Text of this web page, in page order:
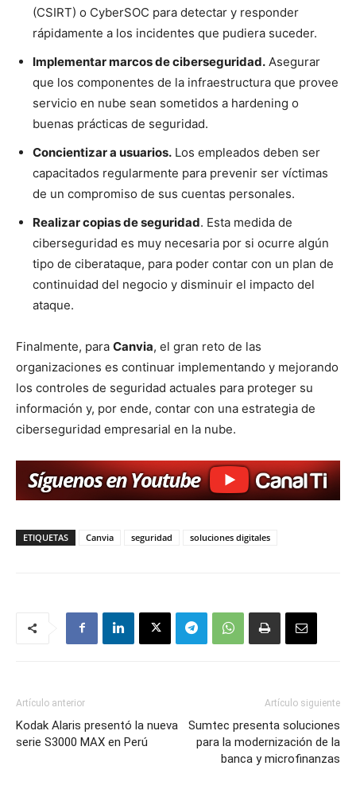
(CSIRT) o CyberSOC para detectar y responder
rápidamente a los incidentes que pudiera suceder.
Implementar marcos de ciberseguridad. Asegurar
que los componentes de la infraestructura que provee
servicio en nube sean sometidos a hardening o
buenas prácticas de seguridad.
Concientizar a usuarios. Los empleados deben ser
capacitados regularmente para prevenir ser víctimas
de un compromiso de sus cuentas personales.
Realizar copias de seguridad. Esta medida de
ciberseguridad es muy necesaria por si ocurre algún
tipo de ciberataque, para poder contar con un plan de
continuidad del negocio y disminuir el impacto del
ataque.
Finalmente, para Canvia, el gran reto de las
organizaciones es continuar implementando y mejorando
los controles de seguridad actuales para proteger su
información y, por ende, contar con una estrategia de
ciberseguridad empresarial en la nube.
ETIQUETAS Canvia seguridad soluciones digitales
Artículo anterior
Kodak Alaris presentó la nueva
serie S3000 MAX en Perú
Artículo siguiente
Sumtec presenta soluciones
para la modernización de la
banca y microfinanzas